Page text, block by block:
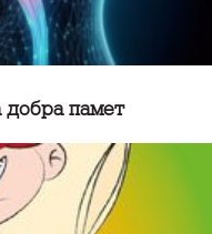
добра памет